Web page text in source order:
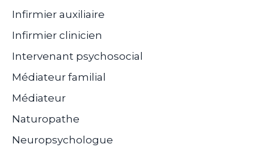
Infirmier auxiliaire
Infirmier clinicien
Intervenant psychosocial
Médiateur familial
Médiateur
Naturopathe
Neuropsychologue